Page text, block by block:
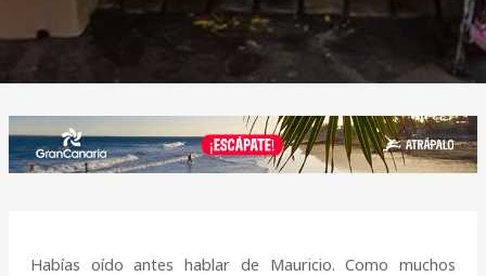
Habías oído antes hablar de Mauricio. Como muchos